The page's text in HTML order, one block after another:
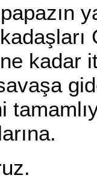
kadar